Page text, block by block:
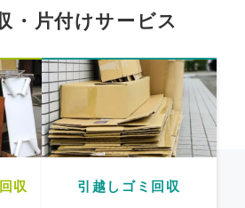
・片付けサービス
収 引越しゴミ回収